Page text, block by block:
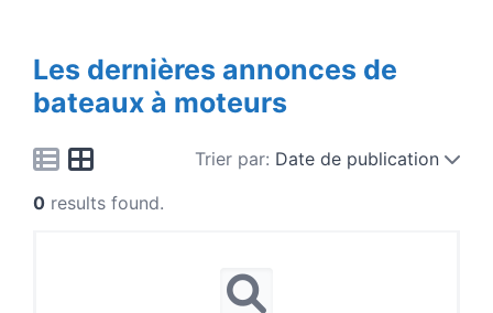
Les dernières annonces de
bateaux à moteurs
Trier par: Date de publication
0 results found.